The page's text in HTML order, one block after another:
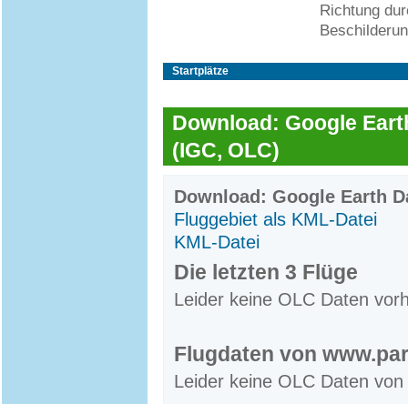
Richtung
Startplätze
Download: Google
(IGC, OLC)
Download: Google Earth
Fluggebiet als KML-Datei
KML-Datei
Die letzten 3 Flüge
Leider keine OLC Daten
Flugdaten von
Leider keine OLC Daten